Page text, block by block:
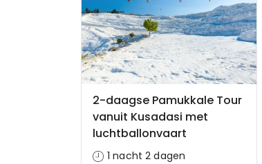
2-daagse Pamukkale Tour
vanuit Kusadasi met
luchtballonvaart
1 nacht 2 dagen